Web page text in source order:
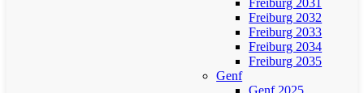
Freiburg 2031
Freiburg 2032
Freiburg 2033
Freiburg 2034
Freiburg 2035
Genf
Genf 2025